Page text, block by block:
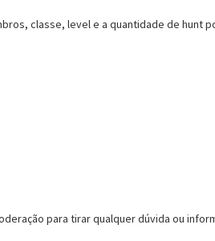
classe, level e a quantidade de hunt
para tirar qualquer dúvida ou